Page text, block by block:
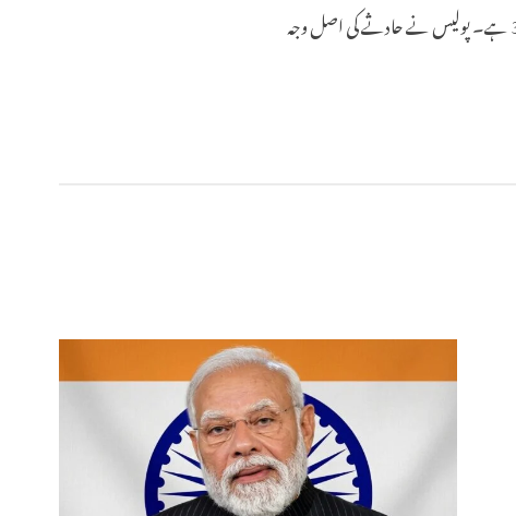
حکام نے قانون کی متعلقہ دفعات کے تحت ایک فرسٹ انفارمیشن رپورٹ (FIR) درج کر لی ہے، جس کا نمبر 37/2026 ہے۔ پولیس نے حادثے کی اصل وجہ